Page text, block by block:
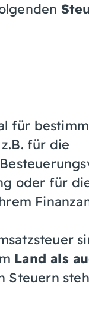
für
für die
oder für
Land als
Steuern